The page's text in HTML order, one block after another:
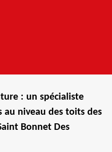
: un spécialiste
au niveau des toits des
Bonnet Des